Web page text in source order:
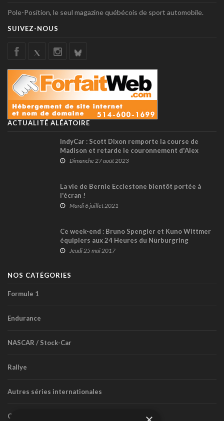
Pole-Position, le seul magazine québécois de sport automobile.
SUIVEZ-NOUS
ACTUALITÉ ALÉATOIRE
IndyCar : Scott Dixon remporte la course de
Madison et retarde le couronnement d'Alex
Palou !
Dimanche 27 août 2023
La vie de Bernie Ecclestone bientôt portée à
l'écran !
Mardi 6 juillet 2021
Ce week-end : Bruno Spengler et Kuno Wittmer
équipiers aux 24 Heures du Nürburgring
Jeudi 25 mai 2017
NOS CATÉGORIES
Formule 1
Endurance
NASCAR / Stock-Car
Rallye
Autres séries internationales
Circuit routier canadien